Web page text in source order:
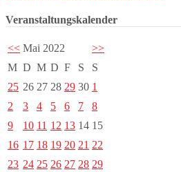
Veranstaltungskalender
<< Mai 2022
>>
M D M D F S
S
25 26 27 28 29 30 1
2
3 4 5 6 7
8
9
10 11 12 13 14 15
16 17 18 19 20 21 22
23 24 25 26 27 28 29